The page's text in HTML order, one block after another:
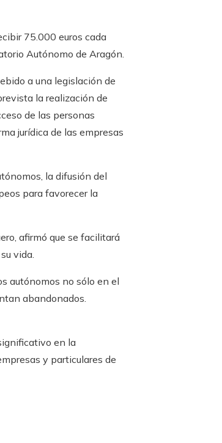
75.000 euros cada
Autónomo de Aragón.
a una legislación de
la realización de
de las personas
jurídica de las empresas
la difusión del
para favorecer la
afirmó que se facilitará
vida.
autónomos no sólo en el
abandonados.
en la
y particulares de